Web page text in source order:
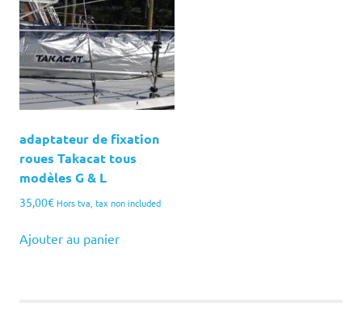
adaptateur de fixation
roues Takacat tous
modèles G & L
35,00€ Hors tva, tax non included
Ajouter au panier